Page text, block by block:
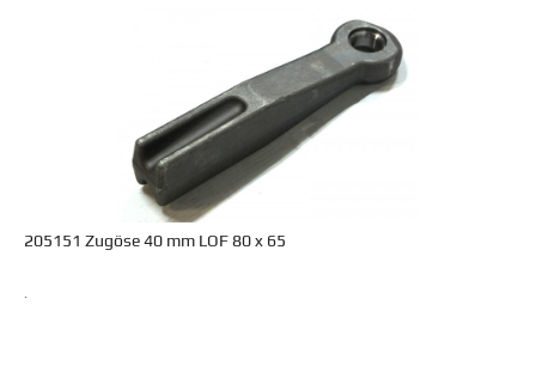
205151 Zugöse 40 mm LOF 80 x 65
.